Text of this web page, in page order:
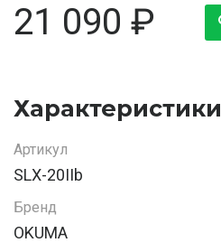
21 090 ₽
Характеристики
Артикул
SLX-20IIb
Бренд
OKUMA